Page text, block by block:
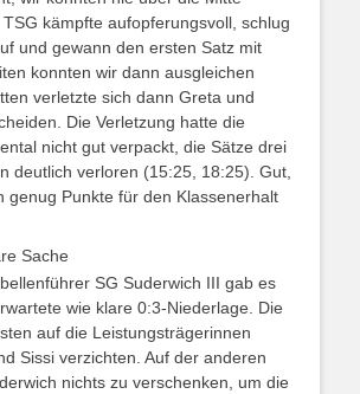
kämpfte aufopferungsvoll, schlug
und gewann den ersten Satz mit
konnten wir dann ausgleichen
verletzte sich dann Greta und
Die Verletzung hatte die
nicht gut verpackt, die Sätze drei
deutlich verloren (15:25, 18:25). Gut,
genug Punkte für den Klassenerhalt
Sache
SG Suderwich III gab es
wie klare 0:3-Niederlage. Die
auf die Leistungsträgerinnen
Sissi verzichten. Auf der anderen
nichts zu verschenken, um die